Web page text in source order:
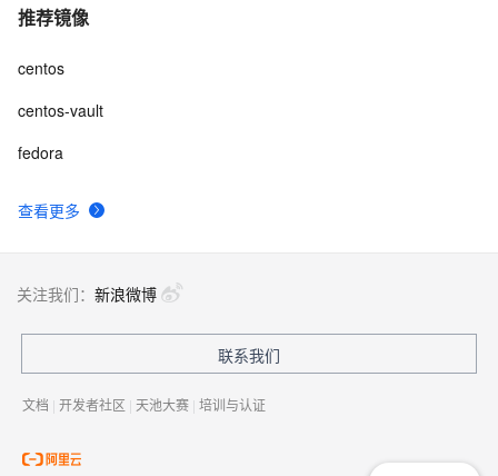
推荐镜像
查看更多
centos
centos-vault
fedora
关注我们： 新浪微博
联系我们
文档 | 开发者社区 | 天池大赛 | 培训与认证